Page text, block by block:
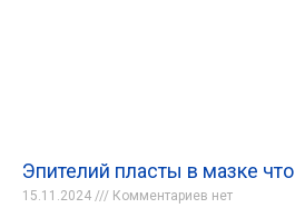
Эпителий пласты в мазке что
15.11.2024 Комментариев нет